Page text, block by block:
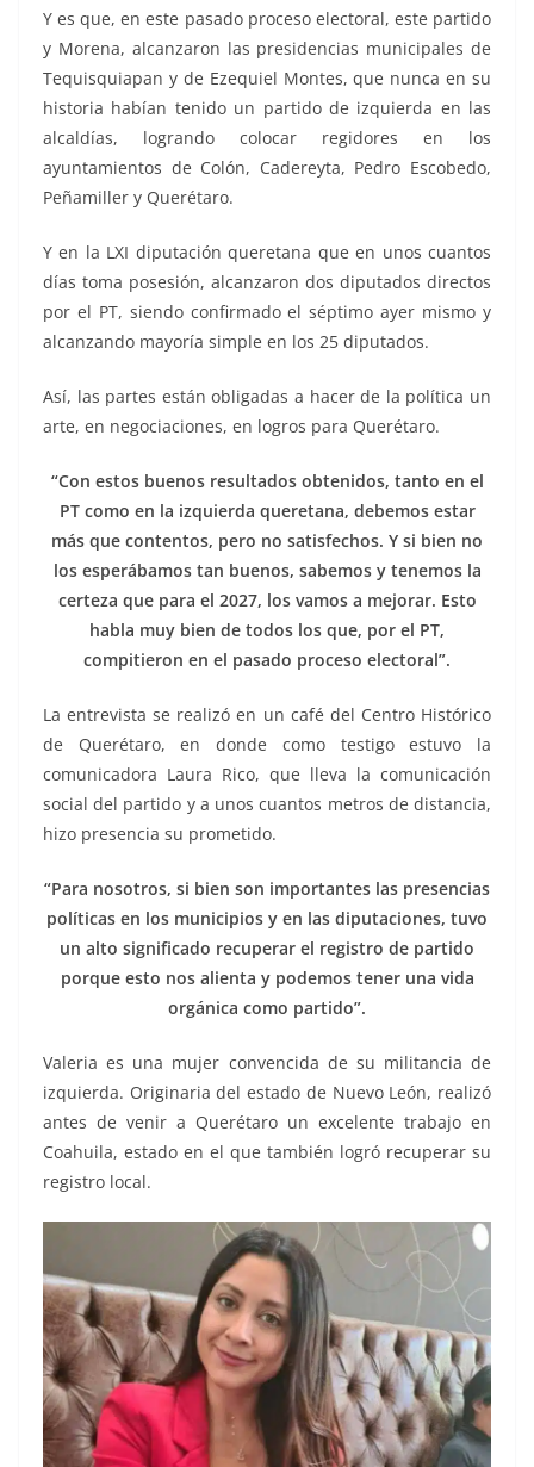
Y es que, en este pasado proceso electoral, este partido
y Morena, alcanzaron las presidencias municipales de
Tequisquiapan y de Ezequiel Montes, que nunca en su
historia habían tenido un partido de izquierda en las
alcaldías, logrando colocar regidores en los
ayuntamientos de Colón, Cadereyta, Pedro Escobedo,
Peñamiller y Querétaro.
Y en la LXI diputación queretana que en unos cuantos
días toma posesión, alcanzaron dos diputados directos
por el PT, siendo confirmado el séptimo ayer mismo y
alcanzando mayoría simple en los 25 diputados.
Así, las partes están obligadas a hacer de la política un
arte, en negociaciones, en logros para Querétaro.
“Con estos buenos resultados obtenidos, tanto en el
PT como en la izquierda queretana, debemos estar
más que contentos, pero no satisfechos. Y si bien no
los esperábamos tan buenos, sabemos y tenemos la
certeza que para el 2027, los vamos a mejorar. Esto
habla muy bien de todos los que, por el PT,
compitieron en el pasado proceso electoral”.
La entrevista se realizó en un café del Centro Histórico
de Querétaro, en donde como testigo estuvo la
comunicadora Laura Rico, que lleva la comunicación
social del partido y a unos cuantos metros de distancia,
hizo presencia su prometido.
“Para nosotros, si bien son importantes las presencias
políticas en los municipios y en las diputaciones, tuvo
un alto significado recuperar el registro de partido
porque esto nos alienta y podemos tener una vida
orgánica como partido”.
Valeria es una mujer convencida de su militancia de
izquierda. Originaria del estado de Nuevo León, realizó
antes de venir a Querétaro un excelente trabajo en
Coahuila, estado en el que también logró recuperar su
registro local.